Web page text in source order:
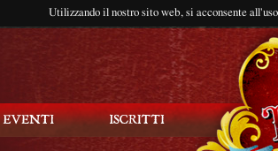
Utilizzando il nostro sito web, si acconsente